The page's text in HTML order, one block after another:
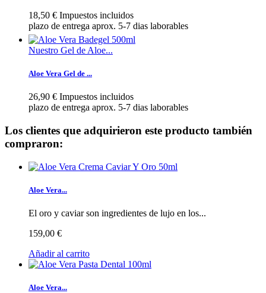
18,50 € Impuestos incluidos
plazo de entrega aprox. 5-7 dias laborables
Nuestro Gel de Aloe...
Aloe Vera Gel de ...
26,90 € Impuestos incluidos
plazo de entrega aprox. 5-7 dias laborables
Los clientes que adquirieron este producto también
compraron:
Aloe Vera...
El oro y caviar son ingredientes de lujo en los...
159,00 €
Añadir al carrito
Aloe Vera...